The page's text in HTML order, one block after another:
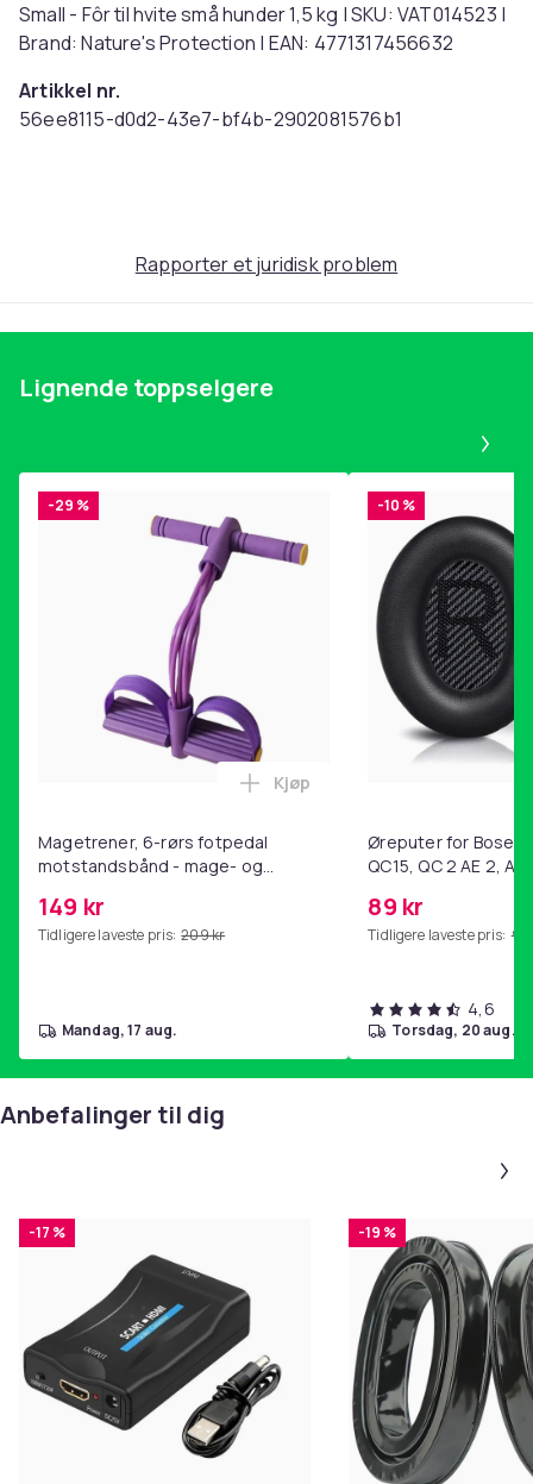
Small - Fôr til hvite små hunder 1,5 kg | SKU: VAT014523 |
Brand: Nature's Protection | EAN: 4771317456632
Artikkel nr.
56ee8115-d0d2-43e7-bf4b-2902081576b1
Rapporter et juridisk problem
Lignende toppselgere
-29 %
Magetrener, 6-rørs fotpedal
motstandsbånd - mage- og
hjemmegymnastikk Purple
149 kr
Tidligere laveste pris: 209 kr
Legg Magetrener, 6-rørs
Kjøp
mandag, 17 aug.
-10 %
Øreputer for Bose
QC15, QC 2 AE 2, AE
89 kr
Tidligere laveste pris: 99
4,6
torsdag, 20 aug.
Anbefalinger til dig
-17 % -19 %